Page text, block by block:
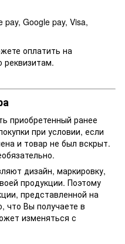
pay, Google pay, Visa,
оплатить на
реквизитам.
приобретенный ранее
при условии, если
и товар не был вскрыт.
дизайн, маркировку,
продукции. Поэтому
представленной на
что Вы получаете в
изменяться с